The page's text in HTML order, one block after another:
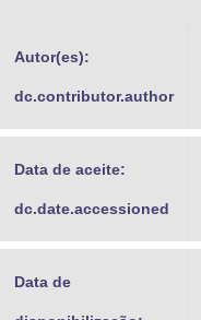
Autor(es):
dc.contributor.author
Data de aceite:
dc.date.accessioned
Data de